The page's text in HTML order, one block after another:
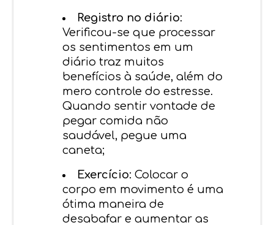
Registro no diário:
Verificou-se que processar
os sentimentos em um
diário traz muitos
benefícios à saúde, além do
mero controle do estresse.
Quando sentir vontade de
pegar comida não
saudável, pegue uma
caneta;
Exercício: Colocar o
corpo em movimento é uma
ótima maneira de
desabafar e aumentar as